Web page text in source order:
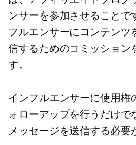
ンサーを参加させることで
フルエンサーにコンテンツ
信するためのコミッション
す。
インフルエンサーに使用権
ォローアップを行うだけで
メッセージを送信する必要